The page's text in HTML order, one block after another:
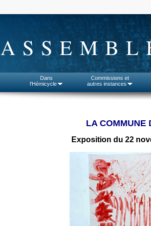
Dans
l'Hémicycle
Commissions et
autres instances
LA COMMUNE
Exposition du 22